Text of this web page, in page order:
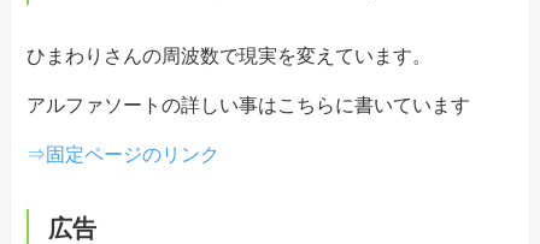
ひまわりさんの周波数で現実を変えています。
アルファソートの詳しい事はこちらに書いています
⇒固定ページのリンク
広告